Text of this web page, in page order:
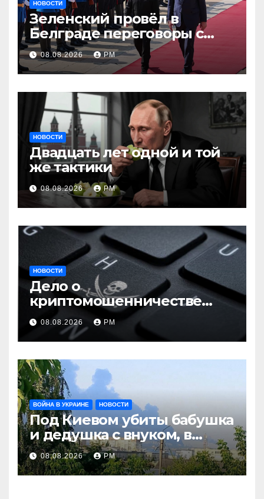
НОВОСТИ
Зеленский провёл в
Белграде переговоры с
Вучичем
08.08.2026 РМ
НОВОСТИ
Двадцать лет одной и той
же тактики
08.08.2026 РМ
НОВОСТИ
Дело о
криптомошенничестве
оборачивают в содействие
терроризму
08.08.2026 РМ
ВОЙНА В УКРАИНЕ НОВОСТИ
Под Киевом убиты бабушка
и дедушка с внуком, в
Поволжье и на Кубани
вновь горят НПЗ
08.08.2026 РМ